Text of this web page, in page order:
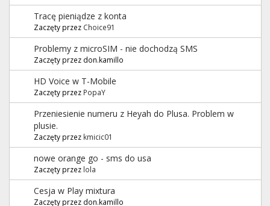
Tracę pieniądze z konta
Zaczęty przez Choice91
Problemy z microSIM - nie dochodzą SMS
Zaczęty przez don.kamillo
HD Voice w T-Mobile
Zaczęty przez PopaY
Przeniesienie numeru z Heyah do Plusa. Problem w
plusie.
Zaczęty przez kmicic01
nowe orange go - sms do usa
Zaczęty przez lola
Cesja w Play mixtura
Zaczęty przez don.kamillo